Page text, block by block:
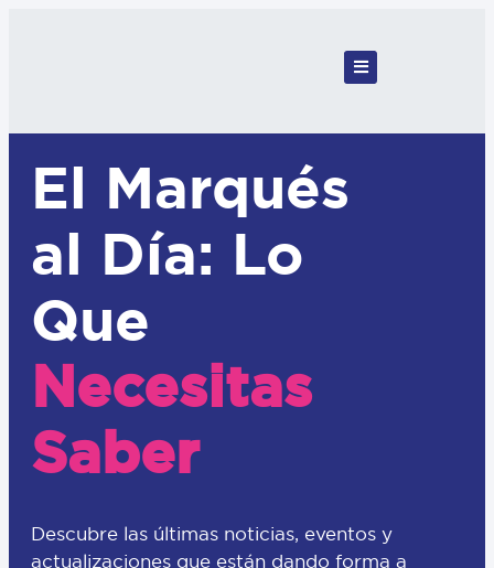
El Marqués
al Día: Lo
Que
Necesitas
Saber
Descubre las últimas noticias, eventos y
actualizaciones que están dando forma a